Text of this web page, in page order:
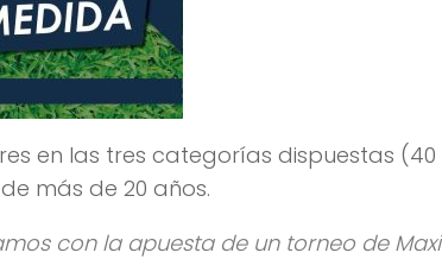
en las tres categorías dispuestas (40
más de 20 años.
con la apuesta de un torneo de Maxi